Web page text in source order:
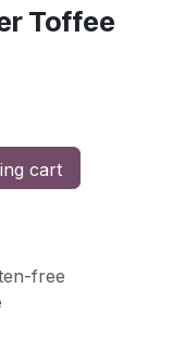
Toffee
cart
free